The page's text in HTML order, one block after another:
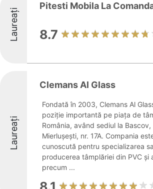
Laureați
Pitesti Mobila La
8.7
Laureați
Clemans Al Glass
Fondată în 2003, Clemans Al
poziție importantă pe piața de
România, având sediul la Bascov,
Mierlușești, nr. 17A. Compania
cunoscută pentru specializarea
producerea tâmplăriei din PVC și
precum ...